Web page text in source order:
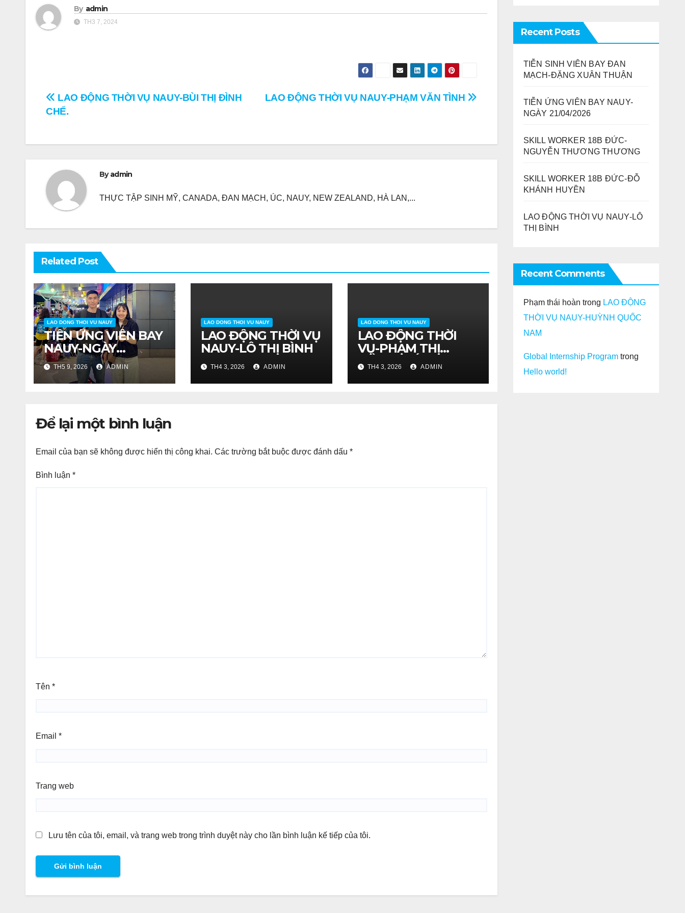
By admin
TH3 7, 2024
Điều
bài
LAO ĐỘNG THỜI VỤ NAUY-PHẠM VĂN TÌNH
LAO ĐỘNG THỜI VỤ NAUY-BÙI THỊ ĐÌNH
CHẾ.
Byadmin
THỰC TẬP SINH MỸ, CANADA, ĐAN MẠCH, ÚC, NAUY, NEW ZEALAND, HÀ LAN,...
Related Post
LAO DONG THOI VU NAUY
TIỄN ỨNG VIÊN BAY
NAUY-NGÀY
21/04/2026
TH5 9, 2026 ADMIN
LAO DONG THOI VU NAUY
LAO ĐỘNG THỜI VỤ
NAUY-LÔ THỊ BÌNH
TH4 3, 2026 ADMIN
LAO DONG THOI VU NAUY
LAO ĐỘNG THỜI
VỤ-PHẠM THỊ
HỒNG HIẾU
TH4 3, 2026 ADMIN
Để lại một bình luận
Email của bạn sẽ không được hiển thị công khai. Các trường bắt buộc được đánh dấu *
Bình luận *
Tên *
Email *
Trang web
Lưu tên của tôi, email, và trang web trong trình duyệt này cho lần bình luận kế tiếp của tôi.
Recent Posts
TIỄN SINH VIÊN BAY ĐAN
MẠCH-ĐẶNG XUÂN THUẬN
TIỄN ỨNG VIÊN BAY NAUY-
NGÀY 21/04/2026
SKILL WORKER 18B ĐỨC-
NGUYỄN THƯƠNG THƯƠNG
SKILL WORKER 18B ĐỨC-ĐỖ
KHÁNH HUYỀN
LAO ĐỘNG THỜI VỤ NAUY-LÔ
THỊ BÌNH
Recent Comments
Phạm thái hoàn trong LAO ĐỘNG
THỜI VỤ NAUY-HUỲNH QUỐC
NAM
Global Internship Programtrong
Hello world!